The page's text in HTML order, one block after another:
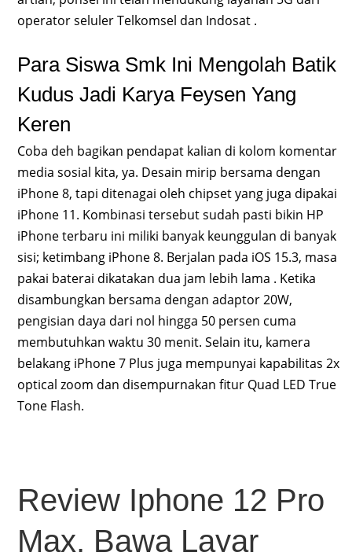
operator seluler Telkomsel dan Indosat .
Para Siswa Smk Ini Mengolah Batik
Kudus Jadi Karya Feysen Yang
Keren
Coba deh bagikan pendapat kalian di kolom komentar
media sosial kita, ya. Desain mirip bersama dengan
iPhone 8, tapi ditenagai oleh chipset yang juga dipakai
iPhone 11. Kombinasi tersebut sudah pasti bikin HP
iPhone terbaru ini miliki banyak keunggulan di banyak
sisi; ketimbang iPhone 8. Berjalan pada iOS 15.3, masa
pakai baterai dikatakan dua jam lebih lama . Ketika
disambungkan bersama dengan adaptor 20W,
pengisian daya dari nol hingga 50 persen cuma
membutuhkan waktu 30 menit. Selain itu, kamera
belakang iPhone 7 Plus juga mempunyai kapabilitas 2x
optical zoom dan disempurnakan fitur Quad LED True
Tone Flash.
Review Iphone 12 Pro
Max, Bawa Layar